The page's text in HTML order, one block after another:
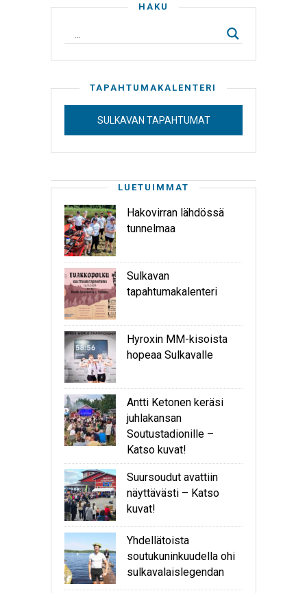
HAKU
TAPAHTUMAKALENTERI
SULKAVAN TAPAHTUMAT
LUETUIMMAT
Hakovirran lähdössä
tunnelmaa
Sulkavan
tapahtumakalenteri
Hyroxin MM-kisoista
hopeaa Sulkavalle
Antti Ketonen keräsi
juhlakansan
Soutustadionille –
Katso kuvat!
Suursoudut avattiin
näyttävästi – Katso
kuvat!
Yhdellätoista
soutukuninkuudella ohi
sulkavalaislegendan